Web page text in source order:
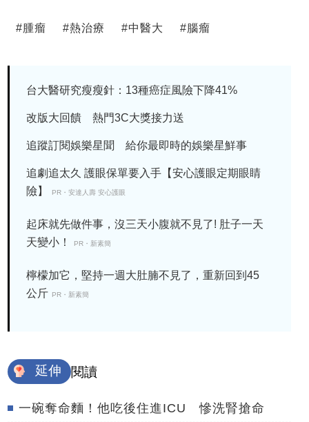
#腫瘤 #熱治療 #中醫大 #腦瘤
台大醫研究瘦瘦針：13種癌症風險下降41%
改版大回饋 熱門3C大獎接力送
追蹤訂閱娛樂星聞 給你最即時的娛樂星鮮事
追劇追太久 護眼保單要入手【安心護眼定期眼睛
險】
PR・安達人壽 安心護眼
起床就先做件事，沒三天小腹就不見了! 肚子一天
天變小！
PR・新素簡
檸檬加它，堅持一週大肚腩不見了，重新回到45
公斤
PR・新素簡
延伸 閱讀
一碗奪命麵！他吃後住進ICU 慘洗腎搶命